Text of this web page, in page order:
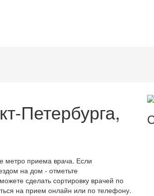
Петербурга,
метро приема врача. Если
на дом - отметьте
сделать сортировку врачей по
на прием онлайн или по телефону.